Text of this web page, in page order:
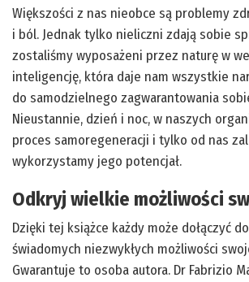
Większości z nas nieobce są problemy
i ból. Jednak tylko nieliczni zdają sobie
zostaliśmy wyposażeni przez naturę w
inteligencję, która daje nam wszystkie
do samodzielnego zagwarantowania
Nieustannie, dzień i noc, w naszych
proces samoregeneracji i tylko od nas
wykorzystamy jego potencjał.
Odkryj wielkie możliwości
Dzięki tej książce każdy może dołączyć
świadomych niezwykłych możliwości
Gwarantuje to osoba autora. Dr Fabrizio